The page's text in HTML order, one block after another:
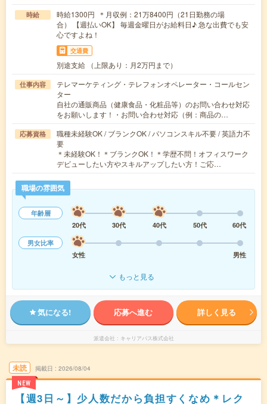
時給
時給1300円 ＊月収例：21万8400円（21日勤務の場
合） 【週払いOK】 毎週金曜日がお給料日♪ 急な出費でも安
心ですよね！
交通費
別途支給 （上限あり：月2万円まで）
仕事内容
テレマーケティング・テレフォンオペレーター・コールセン
ター
自社の通販商品（健康食品・化粧品等）のお問い合わせ対応
をお願いします！・お問い合わせ対応（例：商品の…
応募資格
職種未経験OK / ブランクOK / パソコンスキル不要 / 英語力不
要
＊未経験OK！＊ブランクOK！＊学歴不問！オフィスワーク
デビューしたい方やスキルアップしたい方！ご応…
職場の雰囲気
年齢層
20代
30代 40代 50代
60代
男女比率
女性
男性
もっと見る
気になる! 応募へ進む 詳しく見る
派遣会社 キャリアパス株式会社
未読
NEW
掲載日 2026/08/04
【週3日～】少人数だから負担すくなめ＊レク